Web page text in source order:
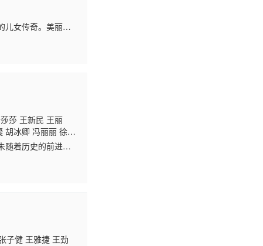
儿女传奇。美丽坚
被保安队长罗玉
莎 王新民 王丽
胡冰卿 冯丽丽 徐晓
韩振华 盛朗熙 陆
瑜 王豹
随着历史的前进而
灵魂也被深深压
子健 王雅捷 王劲